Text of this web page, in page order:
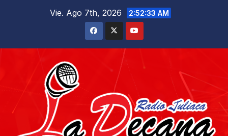
Vie. Ago 7th, 2026 2:52:34 AM